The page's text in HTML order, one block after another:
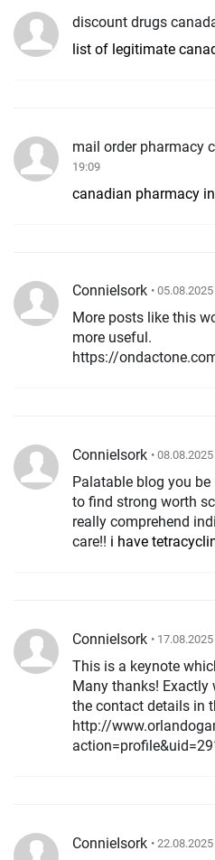
discount drugs
list of legitimate
mail order pharmacy
19:09
canadian pharmacy
ConnieIsork •
More posts like this
more useful.
https://
ConnieIsork •
Palatable blog you be
to find strong worth
really comprehend
care!! i have
ConnieIsork •
This is a keynote
Many thanks! Exactly
the contact details in
http://
ConnieIsork •